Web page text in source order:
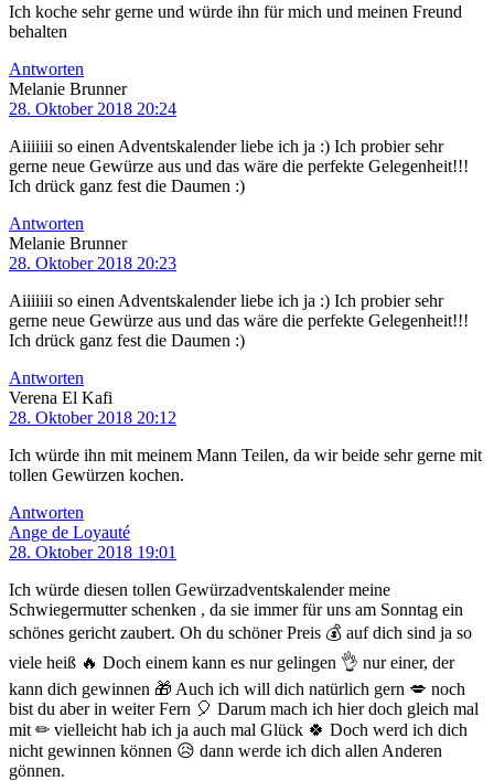
Ich koche sehr gerne und würde ihn für mich und meinen Freund
behalten
Antworten
Melanie Brunner
28. Oktober 2018 20:24
Aiiiiiii so einen Adventskalender liebe ich ja :) Ich probier sehr
gerne neue Gewürze aus und das wäre die perfekte Gelegenheit!!!
Ich drück ganz fest die Daumen :)
Antworten
Melanie Brunner
28. Oktober 2018 20:23
Aiiiiiii so einen Adventskalender liebe ich ja :) Ich probier sehr
gerne neue Gewürze aus und das wäre die perfekte Gelegenheit!!!
Ich drück ganz fest die Daumen :)
Antworten
Verena El Kafi
28. Oktober 2018 20:12
Ich würde ihn mit meinem Mann Teilen, da wir beide sehr gerne mit
tollen Gewürzen kochen.
Antworten
Ange de Loyauté
28. Oktober 2018 19:01
Ich würde diesen tollen Gewürzadventskalender meine
Schwiegermutter schenken , da sie immer für uns am Sonntag ein
schönes gericht zaubert. Oh du schöner Preis 💰 auf dich sind ja so
viele heiß 🔥 Doch einem kann es nur gelingen 👌 nur einer, der
kann dich gewinnen 🎁 Auch ich will dich natürlich gern 💋 noch
bist du aber in weiter Fern 🎈 Darum mach ich hier doch gleich mal
mit ✏ vielleicht hab ich ja auch mal Glück 🍀 Doch werd ich dich
nicht gewinnen können 😥 dann werde ich dich allen Anderen
gönnen.